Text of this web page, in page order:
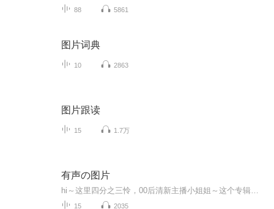
88 5861
图片词典
10 2863
图片跟读
15 1.7万
有声の图片
15 2035